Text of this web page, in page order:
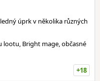
úprk v několika různých
lootu, Bright mage, občasné
+18